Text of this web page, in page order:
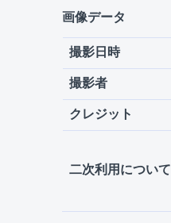
画像データ
撮影日時
撮影者
クレジット
二次利用について